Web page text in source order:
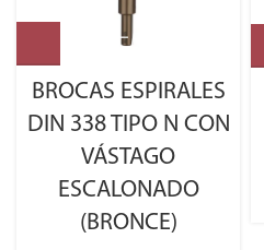
BROCAS ESPIRALES
DIN 338 TIPO N CON
VÁSTAGO
ESCALONADO
(BRONCE)